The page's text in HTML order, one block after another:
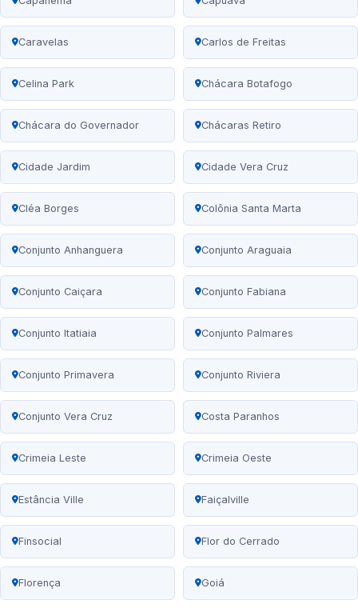
Caravelas Carlos de Freitas
Celina Park Chácara Botafogo
Chácara do Governador Chácaras Retiro
Cidade Jardim Cidade Vera Cruz
Cléa Borges Colônia Santa Marta
Conjunto Anhanguera Conjunto Araguaia
Conjunto Caiçara Conjunto Fabiana
Conjunto Itatiaia Conjunto Palmares
Conjunto Primavera Conjunto Riviera
Conjunto Vera Cruz Costa Paranhos
Crimeia Leste Crimeia Oeste
Estância Ville Faiçalville
Finsocial Flor do Cerrado
Florença Goiá